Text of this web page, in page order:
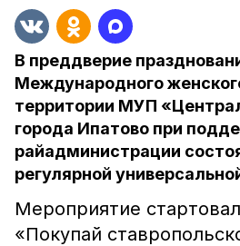
В преддверие
Международного
территории МУП
города Ипатово при
райадминистрации
регулярной
Мероприятие
«Покупай